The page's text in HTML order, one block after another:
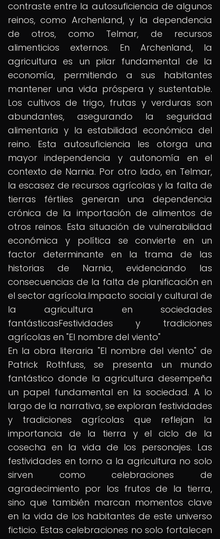
contraste entre la autosuficiencia de algunos
reinos, como Archenland, y la dependencia
de otros, como Telmar, de recursos
alimenticios externos. En Archenland, la
agricultura es un pilar fundamental de la
economía, permitiendo a sus habitantes
mantener una vida próspera y sustentable.
Los cultivos de trigo, frutas y verduras son
abundantes, asegurando la seguridad
alimentaria y la estabilidad económica del
reino. Esta autosuficiencia les otorga una
mayor independencia y autonomía en el
contexto de Narnia. Por otro lado, en Telmar,
la escasez de recursos agrícolas y la falta de
tierras fértiles generan una dependencia
crónica de la importación de alimentos de
otros reinos. Esta situación de vulnerabilidad
económica y política se convierte en un
factor determinante en la trama de las
historias de Narnia, evidenciando las
consecuencias de la falta de planificación en
el sector agrícola.Impacto social y cultural de
la agricultura en sociedades
fantásticasFestividades y tradiciones
agrícolas en "El nombre del viento"
En la obra literaria "El nombre del viento" de
Patrick Rothfuss, se presenta un mundo
fantástico donde la agricultura desempeña
un papel fundamental en la sociedad. A lo
largo de la narrativa, se exploran festividades
y tradiciones agrícolas que reflejan la
importancia de la tierra y el ciclo de la
cosecha en la vida de los personajes. Las
festividades en torno a la agricultura no solo
sirven como celebraciones de
agradecimiento por los frutos de la tierra,
sino que también marcan momentos clave
en la vida de los habitantes de este universo
ficticio. Estas celebraciones no solo fortalecen